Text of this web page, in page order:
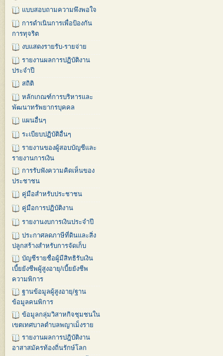
แบบสอบถามความพึงพอใจ
การดำเนินการเพื่อป้องกัน
การทุจริต
งบแสดงรายรับ-รายจ่าย
รายงานผลการปฏิบัติงาน
ประจำปี
สถิติ
หลักเกณฑ์การบริหารและ
พัฒนาทรัพยากรบุคคล
แผนอื่นๆ
ระเบียบปฏิบัติอื่นๆ
รายงานของผู้สอบบัญชีและ
รายงานการเงิน
การรับฟังความคิดเห็นของ
ประชาชน
คู่มือสำหรับประชาชน
คู่มือการปฏิบัติงาน
รายงานงบการเงินประจำปี
ประกาศลดภาษีที่ดินและสิ่ง
ปลูกสร้างสำหรับการจัดเก็บ
บัญชีรายชื่อผู้มีสิทธิรับเงิน
เบี้ยยังชีพผู้สูงอายุ/เบี้ยยังชีพ
ความพิการ
ฐานข้อมูลผู้สูงอายุ/ฐาน
ข้อมูลคนพิการ
ข้อมูลกลุ่มวิสาหกิจชุมชนใน
เขตเทศบาลตำบลพญาเม็งราย
รายงานผลการปฎิบัติงาน
อาสาสมัครท้องถิ่นรักษ์โลก